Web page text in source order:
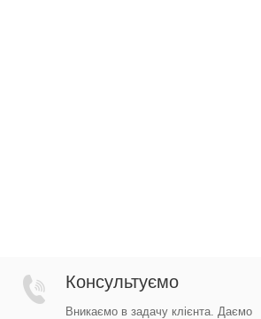
Консультуємо
Вникаємо в задачу клієнта. Даємо